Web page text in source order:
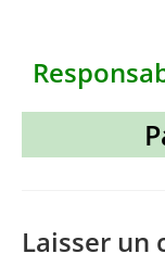
Laisser un